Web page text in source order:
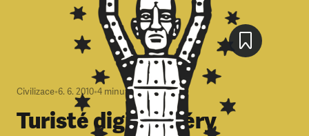
Civilizace•6. 6. 2010•4 minuty
Turisté digitální éry